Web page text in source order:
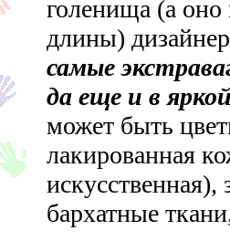
голенища (а
длины)
самые
да еще и в
может быть
лакированная
бархатные